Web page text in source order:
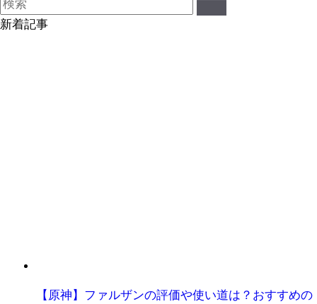
新着記事
【原神】ファルザンの評価や使い道は？おすすめの